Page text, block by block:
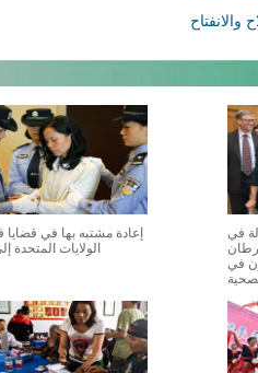
في
في
إعادة مشتبه بها في
الولايات المتحدة